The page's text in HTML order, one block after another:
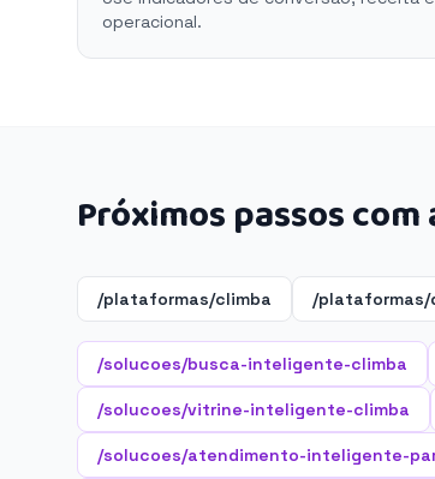
operacional.
Próximos passos
/plataformas/climba /plataformas/
/solucoes/busca-inteligente-climba
/solucoes/vitrine-inteligente-climba
/solucoes/atendimento-inteligente-